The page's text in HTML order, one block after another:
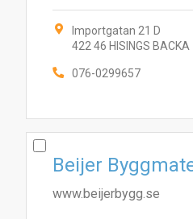
Importgatan 21 D
422 46 HISINGS BACKA
076-0299657
Beijer
www.beijerbygg.se